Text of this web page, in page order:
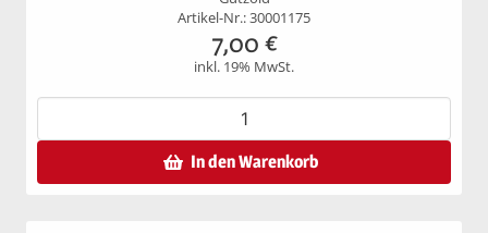
Artikel-Nr.: 30001175
7,00 €
inkl. 19% MwSt.
In den Warenkorb